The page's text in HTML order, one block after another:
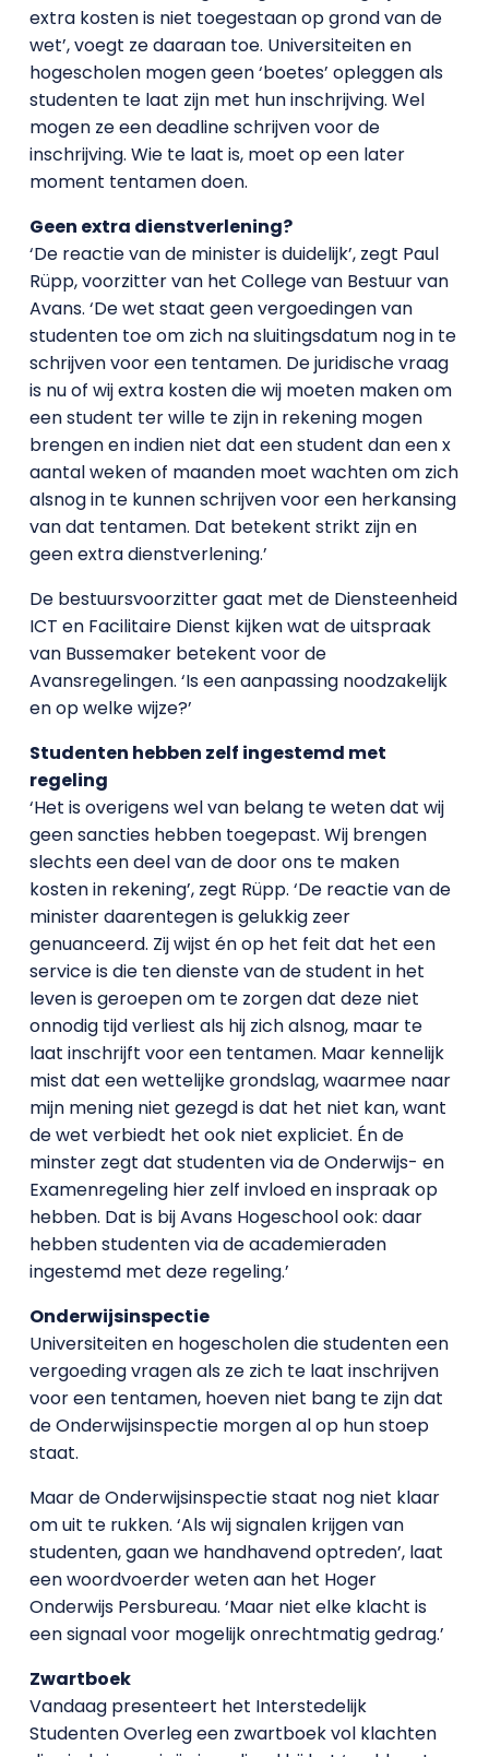
extra kosten is niet toegestaan op grond van de
wet’, voegt ze daaraan toe. Universiteiten en
hogescholen mogen geen ‘boetes’ opleggen als
studenten te laat zijn met hun inschrijving. Wel
mogen ze een deadline schrijven voor de
inschrijving. Wie te laat is, moet op een later
moment tentamen doen.
Geen extra dienstverlening?
‘De reactie van de minister is duidelijk’, zegt Paul
Rüpp, voorzitter van het College van Bestuur van
Avans. ‘De wet staat geen vergoedingen van
studenten toe om zich na sluitingsdatum nog in te
schrijven voor een tentamen. De juridische vraag
is nu of wij extra kosten die wij moeten maken om
een student ter wille te zijn in rekening mogen
brengen en indien niet dat een student dan een x
aantal weken of maanden moet wachten om zich
alsnog in te kunnen schrijven voor een herkansing
van dat tentamen. Dat betekent strikt zijn en
geen extra dienstverlening.’
De bestuursvoorzitter gaat met de Diensteenheid
ICT en Facilitaire Dienst kijken wat de uitspraak
van Bussemaker betekent voor de
Avansregelingen. ‘Is een aanpassing noodzakelijk
en op welke wijze?’
Studenten hebben zelf ingestemd met
regeling
‘Het is overigens wel van belang te weten dat wij
geen sancties hebben toegepast. Wij brengen
slechts een deel van de door ons te maken
kosten in rekening’, zegt Rüpp. ‘De reactie van de
minister daarentegen is gelukkig zeer
genuanceerd. Zij wijst én op het feit dat het een
service is die ten dienste van de student in het
leven is geroepen om te zorgen dat deze niet
onnodig tijd verliest als hij zich alsnog, maar te
laat inschrijft voor een tentamen. Maar kennelijk
mist dat een wettelijke grondslag, waarmee naar
mijn mening niet gezegd is dat het niet kan, want
de wet verbiedt het ook niet expliciet. Én de
minster zegt dat studenten via de Onderwijs- en
Examenregeling hier zelf invloed en inspraak op
hebben. Dat is bij Avans Hogeschool ook: daar
hebben studenten via de academieraden
ingestemd met deze regeling.’
Onderwijsinspectie
Universiteiten en hogescholen die studenten een
vergoeding vragen als ze zich te laat inschrijven
voor een tentamen, hoeven niet bang te zijn dat
de Onderwijsinspectie morgen al op hun stoep
staat.
Maar de Onderwijsinspectie staat nog niet klaar
om uit te rukken. ‘Als wij signalen krijgen van
studenten, gaan we handhavend optreden’, laat
een woordvoerder weten aan het Hoger
Onderwijs Persbureau. ‘Maar niet elke klacht is
een signaal voor mogelijk onrechtmatig gedrag.’
Zwartboek
Vandaag presenteert het Interstedelijk
Studenten Overleg een zwartboek vol klachten